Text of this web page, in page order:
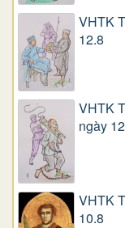
VHTK
12.8
VHTK
ngày
VHTK
10.8